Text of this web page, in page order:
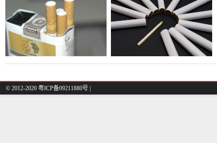
香烟的价格是多少？
© 2012-2020 粤ICP备09211880号 |